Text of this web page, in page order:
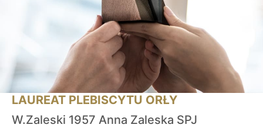
LAUREAT PLEBISCYTU ORŁY
W.Zaleski 1957 Anna Zaleska SPJ